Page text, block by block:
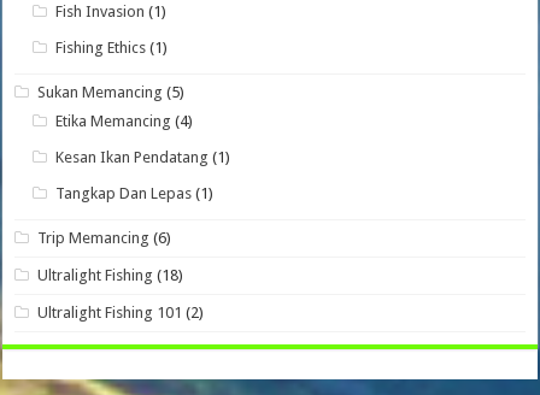
Fish Invasion (1)
Fishing Ethics (1)
Sukan Memancing (5)
Etika Memancing (4)
Kesan Ikan Pendatang (1)
Tangkap Dan Lepas (1)
Trip Memancing (6)
Ultralight Fishing (18)
Ultralight Fishing 101 (2)